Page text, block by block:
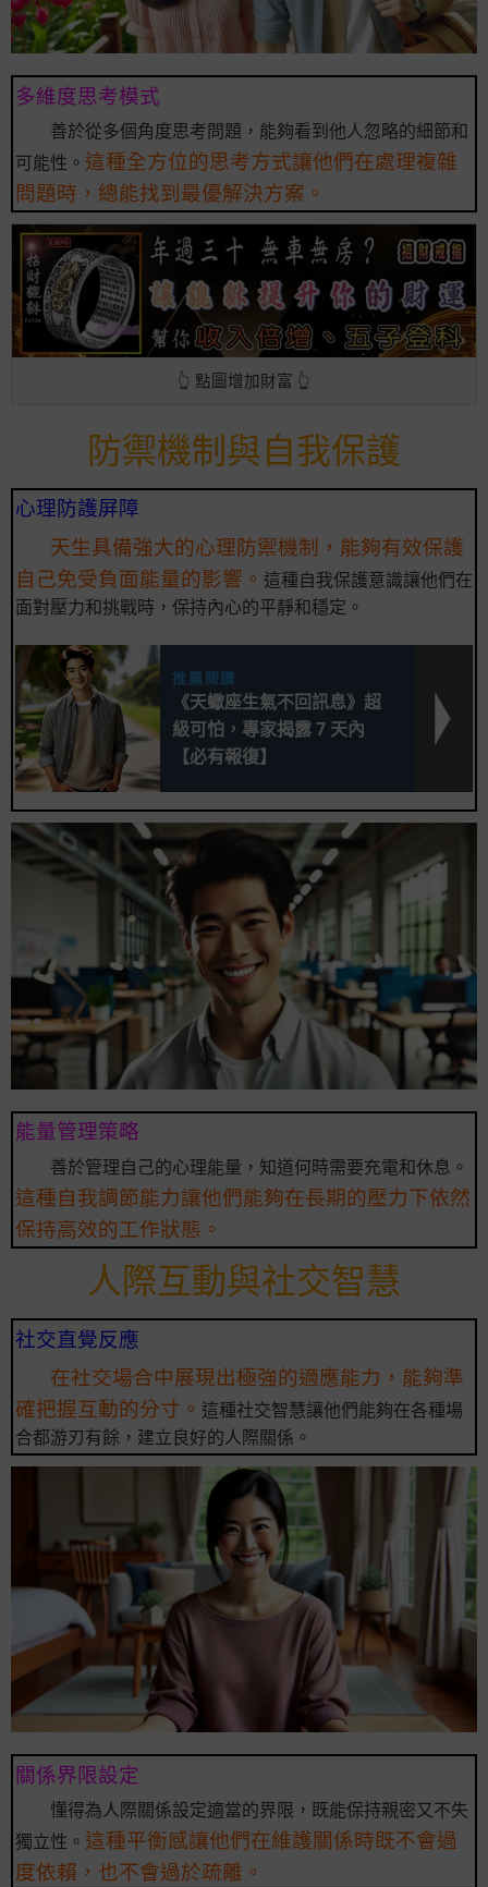
多維度思考模式
善於從多個角度思考問題，能夠看到他人忽略的細節和
可能性。 這種全方位的思考方式讓他們在處理複雜
問題時，總能找到最優解決方案。
👆 點圖增加財富 👆
防禦機制與自我保護
心理防護屏障
天生具備強大的心理防禦機制，能夠有效保護
自己免受負面能量的影響。 這種自我保護意識讓他們在
面對壓力和挑戰時，保持內心的平靜和穩定。
推薦閱讀
《天蠍座生氣不回訊息》超
級可怕，專家揭露 7 天內
【必有報復】
能量管理策略
善於管理自己的心理能量，知道何時需要充電和休息。
這種自我調節能力讓他們能夠在長期的壓力下依然
保持高效的工作狀態。
人際互動與社交智慧
社交直覺反應
在社交場合中展現出極強的適應能力，能夠準
確把握互動的分寸。 這種社交智慧讓他們能夠在各種場
合都游刃有餘，建立良好的人際關係。
關係界限設定
懂得為人際關係設定適當的界限，既能保持親密又不失
獨立性。 這種平衡感讓他們在維護關係時既不會過
度依賴，也不會過於疏離。